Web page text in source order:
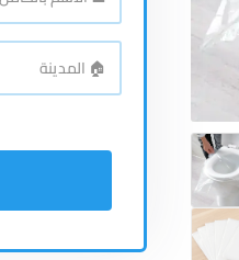
الاسم
بالكامل*
🏠
المدينة*